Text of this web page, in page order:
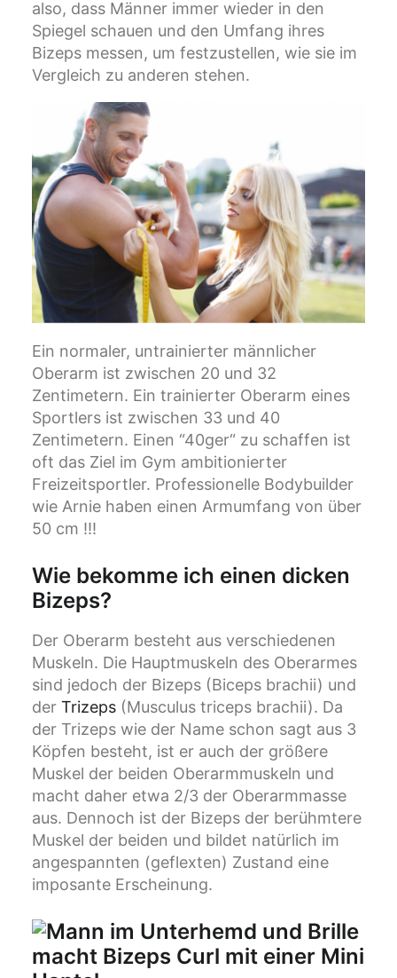
also, dass Männer immer wieder in den
Spiegel schauen und den Umfang ihres
Bizeps messen, um festzustellen, wie sie im
Vergleich zu anderen stehen.
Ein normaler, untrainierter männlicher
Oberarm ist zwischen 20 und 32
Zentimetern. Ein trainierter Oberarm eines
Sportlers ist zwischen 33 und 40
Zentimetern. Einen “40ger“ zu schaffen ist
oft das Ziel im Gym ambitionierter
Freizeitsportler. Professionelle Bodybuilder
wie Arnie haben einen Armumfang von über
50 cm !!!
Wie bekomme ich einen dicken
Bizeps?
Der Oberarm besteht aus verschiedenen
Muskeln. Die Hauptmuskeln des Oberarmes
sind jedoch der Bizeps (Biceps brachii) und
der Trizeps (Musculus triceps brachii). Da
der Trizeps wie der Name schon sagt aus 3
Köpfen besteht, ist er auch der größere
Muskel der beiden Oberarmmuskeln und
macht daher etwa 2/3 der Oberarmmasse
aus. Dennoch ist der Bizeps der berühmtere
Muskel der beiden und bildet natürlich im
angespannten (geflexten) Zustand eine
imposante Erscheinung.